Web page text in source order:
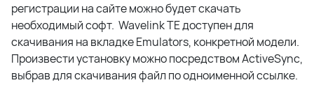
регистрации на сайте можно будет скачать
необходимый софт. Wavelink TE доступен для
скачивания на вкладке Emulators, конкретной модели.
Произвести установку можно посредством ActiveSync,
выбрав для скачивания файл по одноименной ссылке.